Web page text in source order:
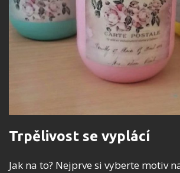
Trpělivost se vyplácí
Jak na to? Nejprve si vyberte motiv